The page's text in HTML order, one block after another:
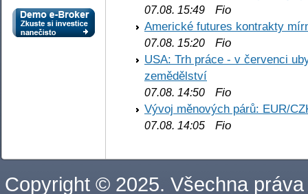
07.08. 15:49 Fio
Americké futures kontrakty
07.08. 15:20 Fio
USA: Trh práce - v červenci
zemědělství
07.08. 14:50 Fio
Vývoj měnových párů: EUR/
07.08. 14:05 Fio
Copyright © 2025. Všechna práva